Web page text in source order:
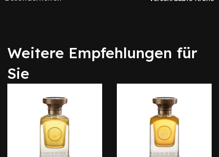
Weitere Empfehlungen für
Sie